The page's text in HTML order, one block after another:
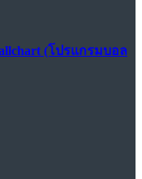
(โปรแกรมบอล